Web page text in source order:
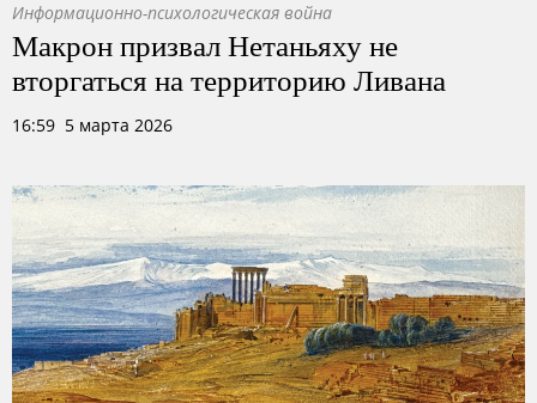
Информационно-психологическая война
Макрон призвал Нетаньяху не
вторгаться на территорию Ливана
16:59 5 марта 2026